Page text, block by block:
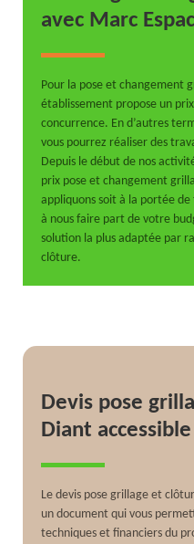
avec Marc
Pour la pose et changement
établissement propose un
concurrence. En d’autres
vous pourrez réaliser des
Depuis le début de nos
prix pose et changement
appliquons soit à la portée de
à nous faire part de votre
solution la plus adaptée par
clôture.
Devis pose
Diant
Le devis pose grillage et
un document qui vous
techniques et financiers du